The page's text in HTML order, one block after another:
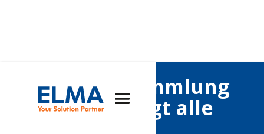
Generalversammlung
2026 genehmigt alle